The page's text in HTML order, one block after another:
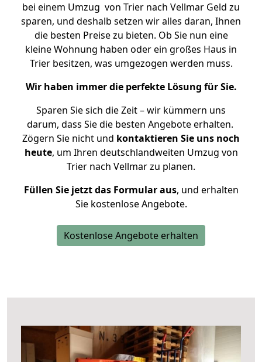
bei einem Umzug von Trier nach Vellmar Geld zu
sparen, und deshalb setzen wir alles daran, Ihnen
die besten Preise zu bieten. Ob Sie nun eine
kleine Wohnung haben oder ein großes Haus in
Trier besitzen, was umgezogen werden muss.
Wir haben immer die perfekte Lösung für Sie.
Sparen Sie sich die Zeit – wir kümmern uns
darum, dass Sie die besten Angebote erhalten.
Zögern Sie nicht und kontaktieren Sie uns noch
heute, um Ihren deutschlandweiten Umzug von
Trier nach Vellmar zu planen.
Füllen Sie jetzt das Formular aus, und erhalten
Sie kostenlose Angebote.
Kostenlose Angebote erhalten